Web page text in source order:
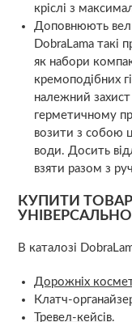
кріслі з
Доповнюють
DobraLama такі
як набори
кремоподібних
належний захист
герметичному
возити з собою
води. Досить
взяти разом з
КУПИТИ
В каталозі
Дорожніх
Клатч-
Тревел-кейсів.